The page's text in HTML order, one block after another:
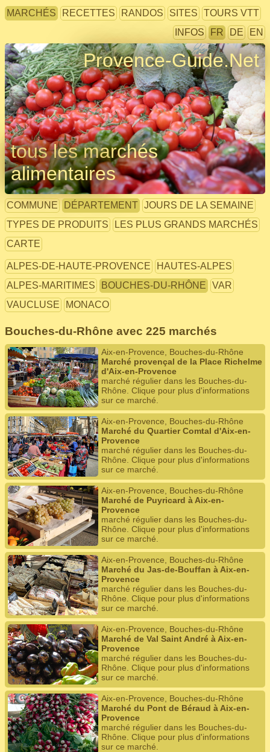
MARCHÉS RECETTES RANDOS SITES
TOURS VTT
INFOS
FR DE EN
Provence-Guide.Net
tous les marchés
alimentaires
COMMUNE DÉPARTEMENT JOURS DE LA SEMAINE
TYPES DE PRODUITS
LES PLUS GRANDS MARCHÉS
CARTE
ALPES-DE-HAUTE-PROVENCE
HAUTES-ALPES
ALPES-MARITIMES
BOUCHES-DU-RHÔNE
VAR
VAUCLUSE
MONACO
Bouches-du-Rhône avec 225 marchés
Aix-en-Provence, Bouches-du-Rhône
Marché provençal de la Place Richelme
d'Aix-en-Provence
marché régulier dans les Bouches-du-
Rhône. Clique pour plus d'informations
sur ce marché.
Aix-en-Provence, Bouches-du-Rhône
Marché du Quartier Comtal d'Aix-en-
Provence
marché régulier dans les Bouches-du-
Rhône. Clique pour plus d'informations
sur ce marché.
Aix-en-Provence, Bouches-du-Rhône
Marché de Puyricard à Aix-en-
Provence
marché régulier dans les Bouches-du-
Rhône. Clique pour plus d'informations
sur ce marché.
Aix-en-Provence, Bouches-du-Rhône
Marché du Jas-de-Bouffan à Aix-en-
Provence
marché régulier dans les Bouches-du-
Rhône. Clique pour plus d'informations
sur ce marché.
Aix-en-Provence, Bouches-du-Rhône
Marché de Val Saint André à Aix-en-
Provence
marché régulier dans les Bouches-du-
Rhône. Clique pour plus d'informations
sur ce marché.
Aix-en-Provence, Bouches-du-Rhône
Marché du Pont de Béraud à Aix-en-
Provence
marché régulier dans les Bouches-du-
Rhône. Clique pour plus d'informations
sur ce marché.